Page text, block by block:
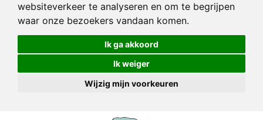
websiteverkeer te analyseren en om te begrijpen
waar onze bezoekers vandaan komen.
Ik ga akkoord
Ik weiger
Wijzig mijn voorkeuren